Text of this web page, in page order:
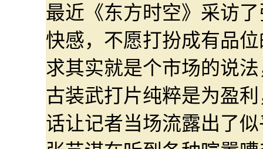
最近《东方时空》采访
快感，不愿打扮成有品
求其实就是个市场的说
古装武打片纯粹是为盈
话让记者当场流露出了